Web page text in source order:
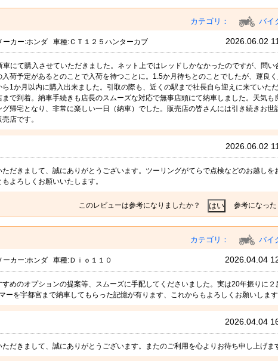
カテゴリ： バイ
ーカー:ホンダ 車種:ＣＴ１２５ハンターカブ 2026.06.02
にて購入させていただきました。ネット上ではレッドしかなかったのですが、問い
荷予定があるとのことで入荷を待つことに。1.5か月待ちとのことでしたが、運良
1か月以内に購入出来ました。引取の際も、近くの駅まで社長自ら迎えに来ていただ
で到着。納車手続きも店長のスムーズな対応で無事店頭にて納車しました。天気も
グ帰宅となり、非常に楽しい一日（納車）でした。販売店の皆さんには引き続きお世
店です。
2026.06.02
だきまして、誠にありがとうございます。ツーリングがてらで点検などのお越しを
よろしくお願いいたします。
このレビューは参考になりましたか？ 参考になった
カテゴリ： バイ
ーカー:ホンダ 車種:Ｄｉｏ１１０ 2026.04.04
めのオプションの提案等、スムーズに手配してくださいました。実は20年振りに２
ーを宇都宮まで納車してもらった記憶が有ります、これからもよろしくお願いします
2026.04.04
だきまして、誠にありがとうございます。またのご利用を心よりお待ち申し上げま